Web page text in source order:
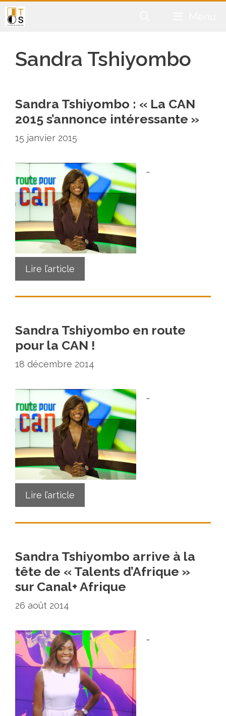
Aller
au
Sandra Tshiyombo
Sandra Tshiyombo : « La CAN
2015 s’annonce intéressante »
15 janvier 2015
…
Lire l’article
Sandra Tshiyombo en route
pour la CAN !
18 décembre 2014
…
Lire l’article
Sandra Tshiyombo arrive à la
tête de « Talents d’Afrique »
sur Canal+ Afrique
26 août 2014
…